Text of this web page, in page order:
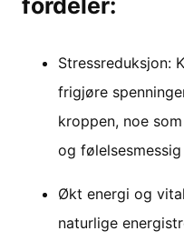
Stressreduksjon:
frigjøre
kroppen, noe
og
Økt energi og
naturlige